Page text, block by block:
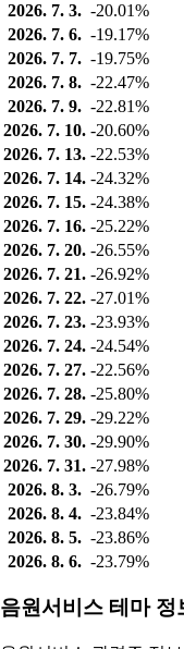
2026. 7. 3. -20.01%
2026. 7. 6. -19.17%
2026. 7. 7. -19.75%
2026. 7. 8. -22.47%
2026. 7. 9. -22.81%
2026. 7. 10. -20.60%
2026. 7. 13. -22.53%
2026. 7. 14. -24.32%
2026. 7. 15. -24.38%
2026. 7. 16. -25.22%
2026. 7. 20. -26.55%
2026. 7. 21. -26.92%
2026. 7. 22. -27.01%
2026. 7. 23. -23.93%
2026. 7. 24. -24.54%
2026. 7. 27. -22.56%
2026. 7. 28. -25.80%
2026. 7. 29. -29.22%
2026. 7. 30. -29.90%
2026. 7. 31. -27.98%
2026. 8. 3. -26.79%
2026. 8. 4. -23.84%
2026. 8. 5. -23.86%
2026. 8. 6. -23.79%
음원서비스 테마 정